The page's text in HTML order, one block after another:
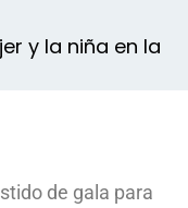
de gala para